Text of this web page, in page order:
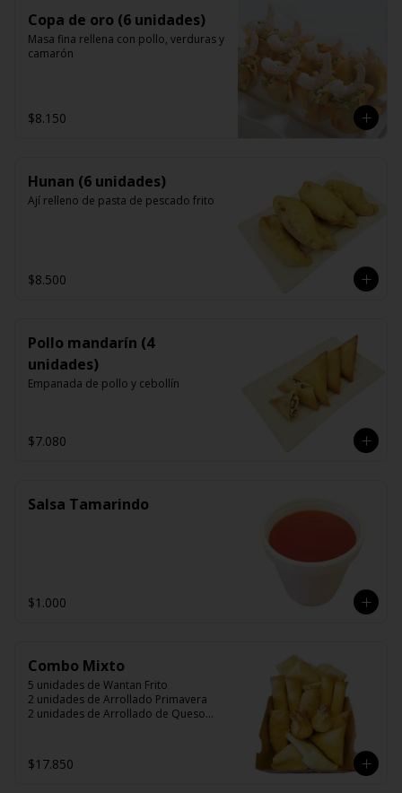
Copa de oro (6 unidades)
Masa fina rellena con pollo, verduras y
camarón
$8.150
Hunan (6 unidades)
Ají relleno de pasta de pescado frito
$8.500
Pollo mandarín (4
unidades)
Empanada de pollo y cebollín
$7.080
Salsa Tamarindo
$1.000
Combo Mixto
5 unidades de Wantan Frito
2 unidades de Arrollado Primavera
2 unidades de Arrollado de Queso
2 unidades Wantán Especial
$17.850